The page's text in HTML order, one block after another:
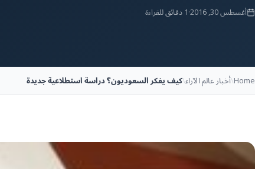
أغسطس 30, 2016 ·1 دقائق للقراءة
Home
\أخبار عالم الآراء\كيف يفكر السعوديون؟ دراسة استطلاعية جديدة